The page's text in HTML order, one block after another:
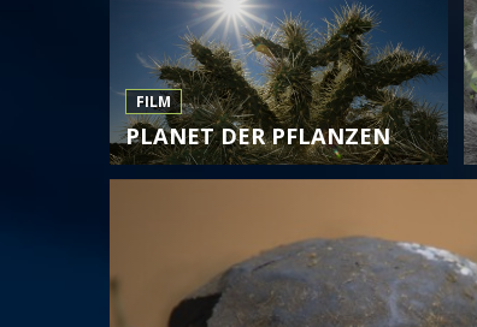
FILM
PLANET DER PFLANZEN